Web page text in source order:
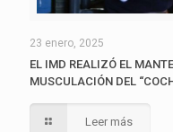
23 enero, 2025
EL IMD REALIZÓ EL
MUSCULACIÓN DEL
Leer más